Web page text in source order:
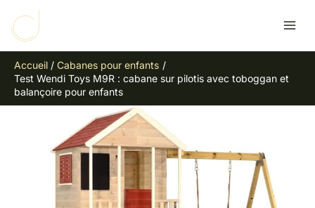
contenu
Accueil
Cabanes pour enfants
Test Wendi Toys M9R : cabane sur pilotis avec toboggan et
balançoire pour enfants
e
h
e
r